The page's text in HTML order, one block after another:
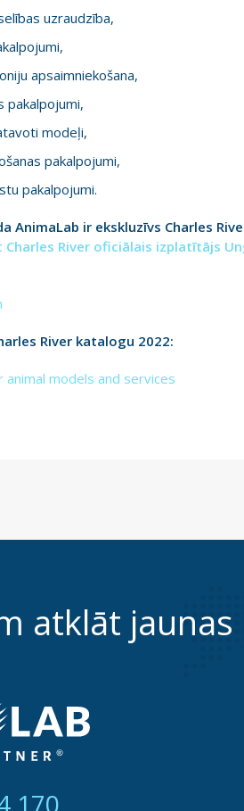
uzraudzība,
apsaimniekošana,
pakalpojumi,
modeļi,
pakalpojumi,
pakalpojumi.
AnimaLab ir ekskluzīvs Charles
Charles River oficiālais izplatītājs
River katalogu 2022:
animal models and services
atklāt jaunas
877